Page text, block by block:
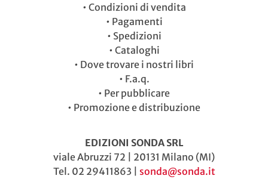
• Condizioni di vendita
• Pagamenti
• Spedizioni
• Cataloghi
• Dove trovare i nostri libri
• F.a.q.
• Per pubblicare
• Promozione e distribuzione
EDIZIONI SONDA SRL
viale Abruzzi 72 | 20131 Milano (MI)
Tel. 02 29411863 | sonda@sonda.it